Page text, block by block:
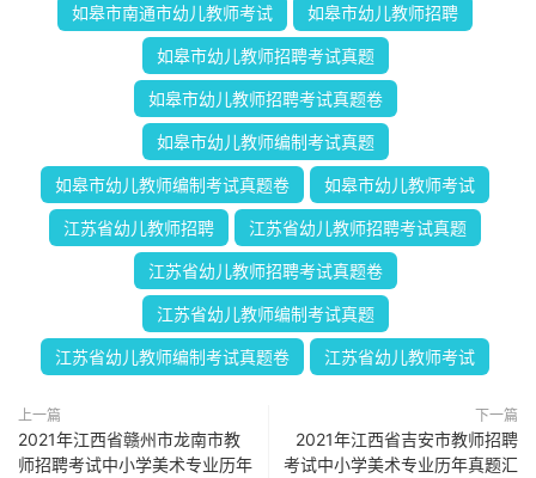
如皋市南通市幼儿教师考试 如皋市幼儿教师招聘
如皋市幼儿教师招聘考试真题
如皋市幼儿教师招聘考试真题卷
如皋市幼儿教师编制考试真题
如皋市幼儿教师编制考试真题卷 如皋市幼儿教师考试
江苏省幼儿教师招聘 江苏省幼儿教师招聘考试真题
江苏省幼儿教师招聘考试真题卷
江苏省幼儿教师编制考试真题
江苏省幼儿教师编制考试真题卷 江苏省幼儿教师考试
上一篇
2021年江西省赣州市龙南市教
师招聘考试中小学美术专业历年
下一篇
2021年江西省吉安市教师招聘
考试中小学美术专业历年真题汇